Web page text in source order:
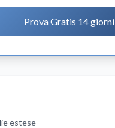
Prova Gratis 14 giorni
estese